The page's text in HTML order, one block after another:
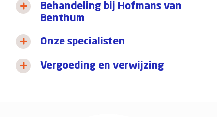
Behandeling bij Hofmans van
Benthum
Onze specialisten
Vergoeding en verwijzing